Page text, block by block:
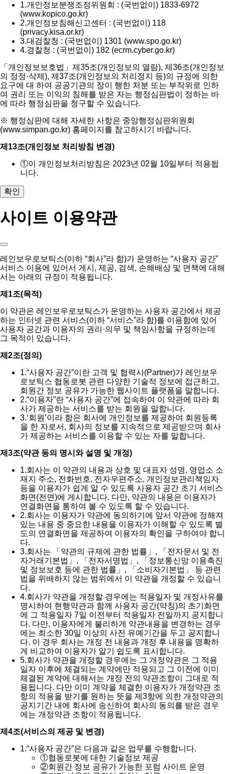
1.개인정보분쟁조정위원회 : (국번없이) 1833-6972
(www.kopico.go.kr)
2.개인정보침해신고센터 : (국번없이) 118
(privacy.kisa.or.kr)
3.대검찰청 : (국번없이) 1301 (www.spo.go.kr)
4.경찰청 : (국번없이) 182 (ecrm.cyber.go.kr)
「개인정보보호법」제35조(개인정보의 열람), 제36조(개인정보
의 정정·삭제), 제37조(개인정보의 처리정지 등)의 규정에 의한
요구에 대 하여 공공기관의 장이 행한 처분 또는 부작위로 인하
여 권리 또는 이익의 침해를 받은 자는 행정심판법이 정하는 바
에 따라 행정심판을 청구할 수 있습니다.
※ 행정심판에 대해 자세한 사항은 중앙행정심판위원회
(www.simpan.go.kr) 홈페이지를 참고하시기 바랍니다.
제13조(개인정보 처리방침 변경)
①이 개인정보처리방침은 2023년 02월 10일부터 적용됩
니다.
확인
사이트 이용약관
레인보우로보틱스(이하 “회사”라 함)가 운영하는 “사용자 공간”
서비스 이용에 있어서 게시, 제공, 검색, 손해배상 및 면책에 대해
서는 아래의 규정이 적용됩니다.
제1조(목적)
이 약관은 레인보우로보틱스가 운영하는 사용자 공간에서 제공
하는 인터넷 관련 서비스(이하 “서비스”라 함)를 이용함에 있어
사용자 공간과 이용자의 권리·의무 및 책임사항을 규정하는데
그 목적이 있습니다.
제2조(정의)
1.“사용자 공간”이란 고객 및 협력사(Partner)가 레인보우
로보틱스 협동로봇 관련 다양한 기술적 정보에 접근하고,
회원간 정보 공유가 가능한 웹사이트 플랫폼을 말합니다.
2.“이용자”란 “사용자 공간”에 접속하여 이 약관에 따라 회
사가 제공하는 서비스를 받는 회원을 말합니다.
3.‘회원’이라 함은 회사에 개인정보를 제공하여 회원등록
을 한 자로서, 회사의 정보를 지속적으로 제공받으며 회사
가 제공하는 서비스를 이용할 수 있는 자를 말합니다.
제3조(약관 등의 명시와 설명 및 개정)
1.회사는 이 약관의 내용과 상호 및 대표자 성명, 영업소 소
재지 주소, 전화번호, 전자우편주소, 개인정보관리책임자
등을 이용자가 쉽게 알 수 있도록 사용자 공간 초기 서비스
화면(전면)에 게시합니다. 다만, 약관의 내용은 이용자가
연결화면을 통하여 볼 수 있도록 할 수 있습니다.
2.회사는 이용자가 약관에 동의하기에 앞서 약관에 정해져
있는 내용 중 중요한 내용을 이용자가 이해할 수 있도록 별
도의 연결화면을 제공하여 이용자의 확인을 구하여야 합니
다.
3.회사는 「약관의 규제에 관한 법률」, 「전자문서 및 전
자거래기본법」, 「전자서명법」, 「정보통신망 이용촉진
및 정보보호 등에 관한 법률」, 「소비자기본법」 등 관련
법을 위배하지 않는 범위에서 이 약관을 개정할 수 있습니
다.
4.회사가 약관을 개정할 경우에는 적용일자 및 개정사유를
명시하여 현행약관과 함께 사용자 공간(약칭)의 초기화면
에 그 적용일자 7일 이전부터 적용일자 전일까지 공지합니
다. 다만, 이용자에게 불리하게 약관내용을 변경하는 경우
에는 최소한 30일 이상의 사전 유예기간을 두고 공지합니
다. 이 경우 회사는 개정 전 내용과 개정 후 내용을 명확하
게 비교하여 이용자가 알기 쉽도록 표시합니다.
5.회사가 약관을 개정할 경우에는 그 개정약관은 그 적용
일자 이후에 체결되는 계약에만 적용되고 그 이전에 이미
체결된 계약에 대해서는 개정 전의 약관조항이 그대로 적
용됩니다. 다만 이미 계약을 체결한 이용자가 개정약관 조
항의 적용을 받기를 원하는 뜻을 제3항에 의한 개정약관의
공지기간 내에 회사에 송신하여 회사의 동의를 받은 경우
에는 개정약관 조항이 적용됩니다.
제4조(서비스의 제공 및 변경)
1.“사용자 공간”은 다음과 같은 업무를 수행합니다.
①협동로봇에 대한 기술정보 제공
②회원간 정보 공유가 가능한 포럼 사이트 운영